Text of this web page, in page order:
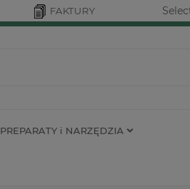
FAKTURY
PREPARATY i NARZĘDZIA